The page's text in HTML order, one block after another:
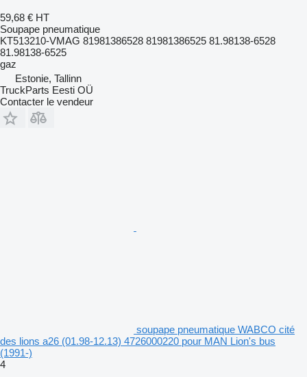
59,68 € HT
Soupape pneumatique
KT513210-VMAG 81981386528 81981386525 81.98138-6528
81.98138-6525
gaz
Estonie, Tallinn
TruckParts Eesti OÜ
Contacter le vendeur
soupape pneumatique WABCO cité
des lions a26 (01.98-12.13) 4726000220 pour MAN Lion's bus
(1991-)
4